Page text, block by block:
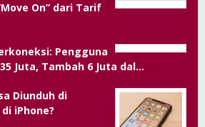
On” dari Tarif
Pengguna
Juta, Tambah 6 Juta dal…
Diunduh di
iPhone?